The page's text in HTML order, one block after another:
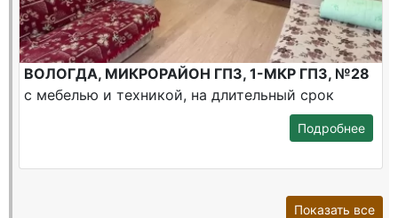
ВОЛОГДА, МИКРОРАЙОН ГПЗ, 1-МКР ГПЗ, №28
с мебелью и техникой, на длительный срок
Подробнее
Показать все